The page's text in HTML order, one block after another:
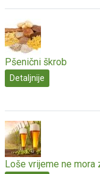
Pšenični škrob
Detaljnije
Loše vrijeme ne